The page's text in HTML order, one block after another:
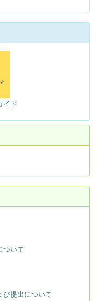
イド
ついて
び提出について